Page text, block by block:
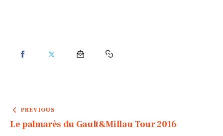
PREVIOUS
Le palmarès du Gault&Millau Tour 2016